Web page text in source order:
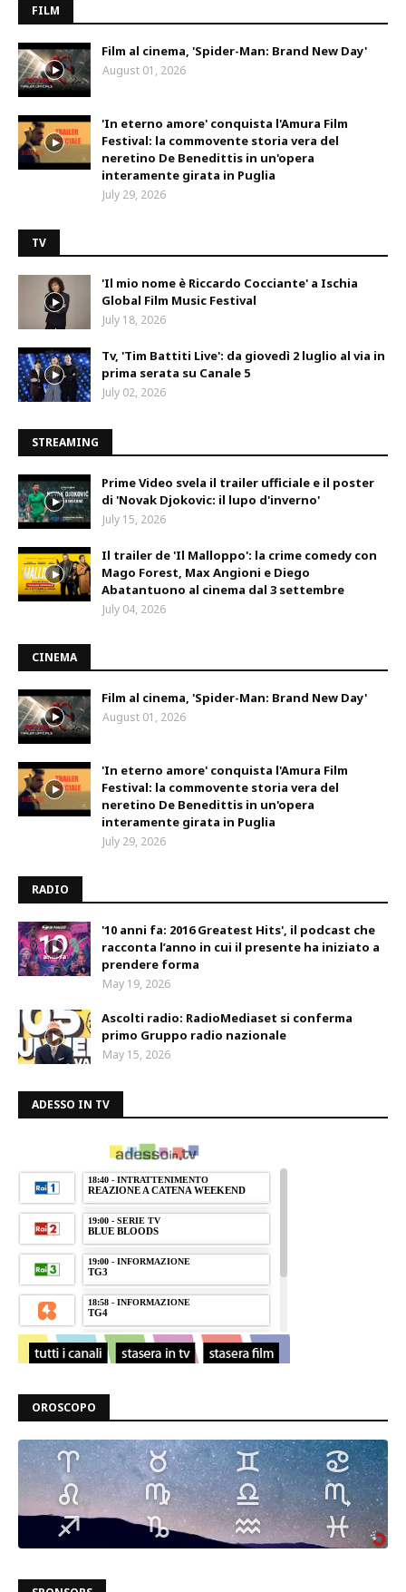
FILM
Film al cinema, 'Spider-Man: Brand New Day'
August 01, 2026
'In eterno amore' conquista l'Amura Film
Festival: la commovente storia vera del
neretino De Benedittis in un'opera
interamente girata in Puglia
July 29, 2026
TV
'Il mio nome è Riccardo Cocciante' a Ischia
Global Film Music Festival
July 18, 2026
Tv, 'Tim Battiti Live': da giovedì 2 luglio al via in
prima serata su Canale 5
July 02, 2026
STREAMING
Prime Video svela il trailer ufficiale e il poster
di 'Novak Djokovic: il lupo d'inverno'
July 15, 2026
Il trailer de 'Il Malloppo': la crime comedy con
Mago Forest, Max Angioni e Diego
Abatantuono al cinema dal 3 settembre
July 04, 2026
CINEMA
Film al cinema, 'Spider-Man: Brand New Day'
August 01, 2026
'In eterno amore' conquista l'Amura Film
Festival: la commovente storia vera del
neretino De Benedittis in un'opera
interamente girata in Puglia
July 29, 2026
RADIO
'10 anni fa: 2016 Greatest Hits', il podcast che
racconta l’anno in cui il presente ha iniziato a
prendere forma
May 19, 2026
Ascolti radio: RadioMediaset si conferma
primo Gruppo radio nazionale
May 15, 2026
ADESSO IN TV
OROSCOPO